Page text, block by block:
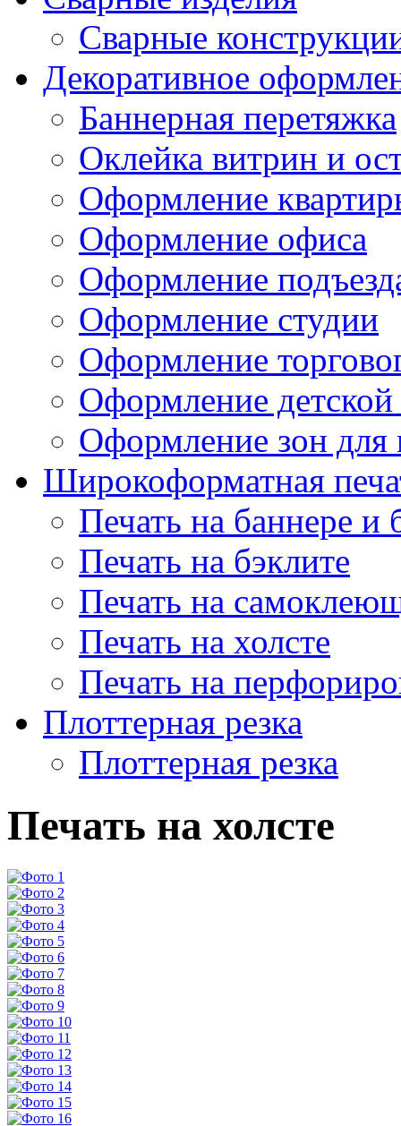
Сварные
Декоративное
Баннерная перетяжка
Оклейка витрин и
Оформление
Оформление офиса
Оформление
Оформление студии
Оформление
Оформление
Оформление зон для
Широкоформатная
Печать на баннере и
Печать на бэклите
Печать на
Печать на холсте
Печать на
Плоттерная резка
Плоттерная резка
Печать на холсте